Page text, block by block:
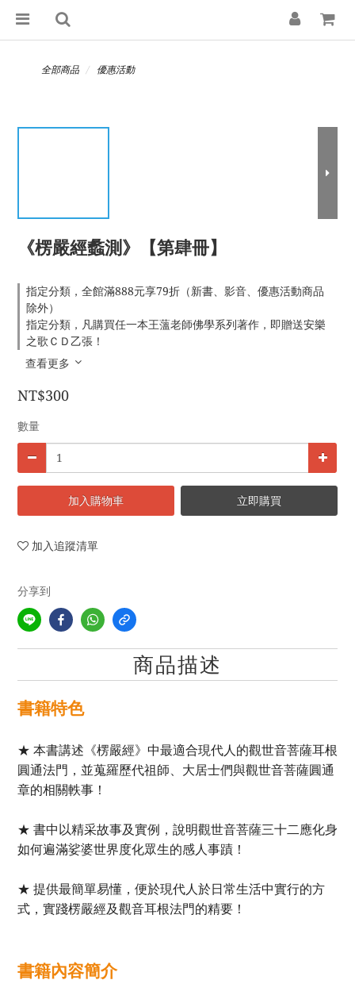
全部商品 優惠活動
《楞嚴經蠡測》【第肆冊】
指定分類，全館滿888元享79折（新書、影音、優惠活動商品
除外）
指定分類，凡購買任一本王薀老師佛學系列著作，即贈送安樂
之歌ＣＤ乙張！
查看更多
NT$300
數量
加入購物車 立即購買
加入追蹤清單
分享到
商品描述
書籍特色
★ 本書講述《楞嚴經》中最適合現代人的觀世音菩薩耳根
圓通法門，並蒐羅歷代祖師、大居士們與觀世音菩薩圓通
章的相關軼事！
★ 書中以精采故事及實例，說明觀世音菩薩三十二應化身
如何遍滿娑婆世界度化眾生的感人事蹟！
★ 提供最簡單易懂，便於現代人於日常生活中實行的方
式，實踐楞嚴經及觀音耳根法門的精要！
書籍內容簡介